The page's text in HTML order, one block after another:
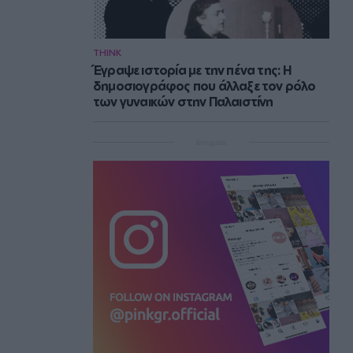
THINK
Έγραψε ιστορία με την πένα της: Η
δημοσιογράφος που άλλαξε τον ρόλο
των γυναικών στην Παλαιστίνη